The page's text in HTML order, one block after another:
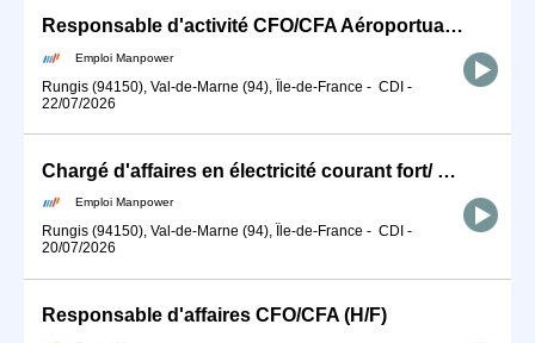
Responsable d'activité CFO/CFA Aéroportuaire (H/F)
Emploi Manpower
Rungis (94150), Val-de-Marne (94), Île-de-France - CDI -
22/07/2026
Chargé d'affaires en électricité courant fort/ Courant Faible (H/F)
Emploi Manpower
Rungis (94150), Val-de-Marne (94), Île-de-France - CDI -
20/07/2026
Responsable d'affaires CFO/CFA (H/F)